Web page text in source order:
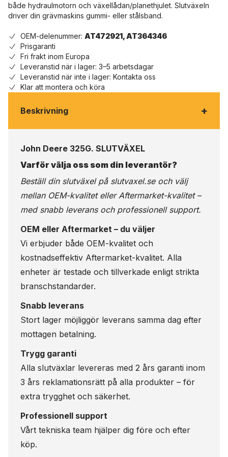
både hydraulmotorn och växellådan/planethjulet. Slutväxeln
driver din grävmaskins gummi- eller stålsband.
OEM-delenummer: AT472921, AT364346
Prisgaranti
Fri frakt inom Europa
Leveranstid när i lager: 3–5 arbetsdagar
Leveranstid när inte i lager: Kontakta oss
Klar att montera och köra
Beskrivning +
John Deere 325G. SLUTVÄXEL
Varför välja oss som din leverantör?
Beställ din slutväxel på slutvaxel.seoch välj
mellan OEM-kvalitet eller Aftermarket-kvalitet –
med snabb leverans och professionell support.
OEM eller Aftermarket – du väljer
Vi erbjuder både OEM-kvalitet och
kostnadseffektiv Aftermarket-kvalitet. Alla
enheter är testade och tillverkade enligt strikta
branschstandarder.
Snabb leverans
Stort lager möjliggör leverans samma dag efter
mottagen betalning.
Trygg garanti
Alla slutväxlar levereras med 2 års garanti inom
3 års reklamationsrätt på alla produkter – för
extra trygghet och säkerhet.
Professionell support
Vårt tekniska team hjälper dig före och efter
köp.